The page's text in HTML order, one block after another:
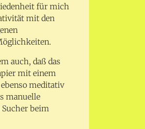
für mich
mit den
auch, daß das
mit einem
meditativ
manuelle
beim